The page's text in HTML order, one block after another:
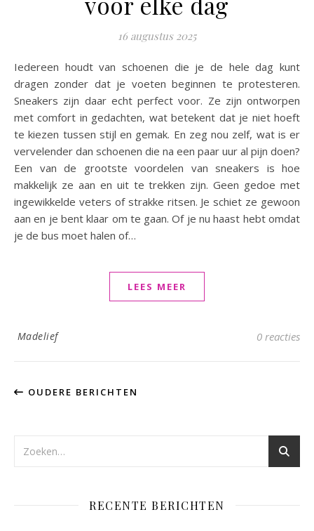
16 augustus 2025
Iedereen houdt van schoenen die je de hele dag kunt
dragen zonder dat je voeten beginnen te protesteren.
Sneakers zijn daar echt perfect voor. Ze zijn ontworpen
met comfort in gedachten, wat betekent dat je niet hoeft
te kiezen tussen stijl en gemak. En zeg nou zelf, wat is er
vervelender dan schoenen die na een paar uur al pijn doen?
Een van de grootste voordelen van sneakers is hoe
makkelijk ze aan en uit te trekken zijn. Geen gedoe met
ingewikkelde veters of strakke ritsen. Je schiet ze gewoon
aan en je bent klaar om te gaan. Of je nu haast hebt omdat
je de bus moet halen of…
LEES MEER
Madelief 0 reacties
OUDERE BERICHTEN
RECENTE BERICHTEN